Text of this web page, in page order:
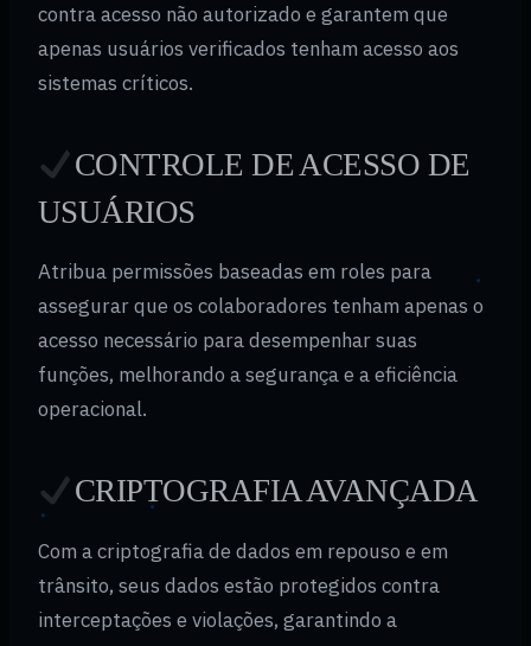
contra acesso não autorizado e garantem que
apenas usuários verificados tenham acesso aos
sistemas críticos.
CONTROLE DE ACESSO DE
USUÁRIOS
Atribua permissões baseadas em roles para
assegurar que os colaboradores tenham apenas o
acesso necessário para desempenhar suas
funções, melhorando a segurança e a eficiência
operacional.
CRIPTOGRAFIA AVANÇADA
Com a criptografia de dados em repouso e em
trânsito, seus dados estão protegidos contra
interceptações e violações, garantindo a